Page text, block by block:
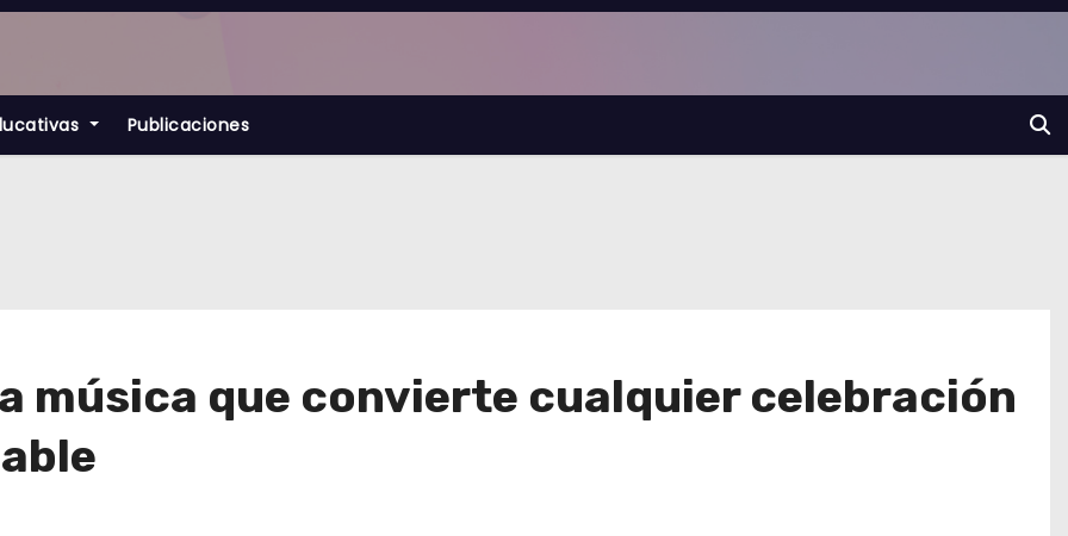
Publicaciones
música que convierte cualquier celebración